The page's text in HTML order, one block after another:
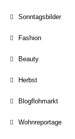
Sonntagsbilder
Fashion
Beauty
Herbst
Blogflohmarkt
Wohnreportage